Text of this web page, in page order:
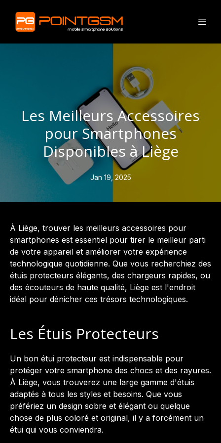
Les Meilleurs Accessoires
pour Smartphones
Disponibles à Liège
Jan 19, 2025
À Liège, trouver les meilleurs accessoires pour
smartphones est essentiel pour tirer le meilleur parti
de votre appareil et améliorer votre expérience
technologique quotidienne. Que vous recherchiez des
étuis protecteurs élégants, des chargeurs rapides, ou
des écouteurs de haute qualité, Liège est l'endroit
idéal pour dénicher ces trésors technologiques.
Les Étuis Protecteurs
Un bon étui protecteur est indispensable pour
protéger votre smartphone des chocs et des rayures.
À Liège, vous trouverez une large gamme d'étuis
adaptés à tous les styles et besoins. Que vous
préfériez un design sobre et élégant ou quelque
chose de plus coloré et original, il y a forcément un
étui qui vous conviendra.